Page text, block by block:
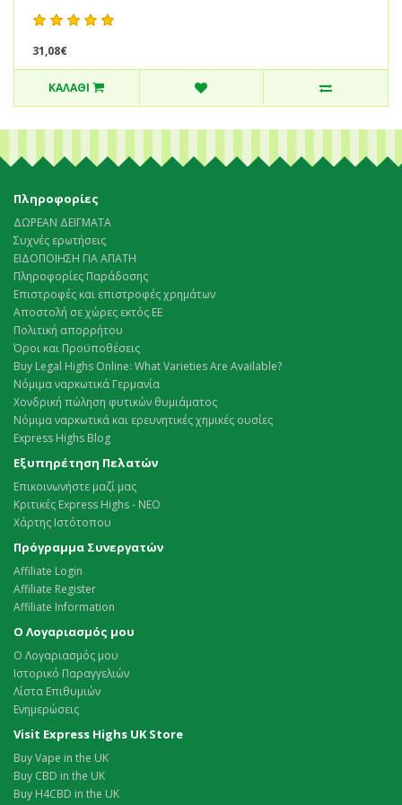
31,08€
ΚΑΛΆΘΙ
Πληροφορίες
ΔΩΡΕΑΝ ΔΕΙΓΜΑΤΑ
Συχνές ερωτήσεις
ΕΙΔΟΠΟΙΗΣΗ ΓΙΑ ΑΠΑΤΗ
Πληροφορίες Παράδοσης
Επιστροφές και επιστροφές χρημάτων
Αποστολή σε χώρες εκτός ΕΕ
Πολιτική απορρήτου
Όροι και Προϋποθέσεις
Buy Legal Highs Online: What Varieties Are Available?
Νόμιμα ναρκωτικά Γερμανία
Χονδρική πώληση φυτικών θυμιάματος
Νόμιμα ναρκωτικά και ερευνητικές χημικές ουσίες
Express Highs Blog
Εξυπηρέτηση Πελατών
Επικοινωνήστε μαζί μας
Κριτικές Express Highs - ΝΕΟ
Χάρτης Ιστότοπου
Πρόγραμμα Συνεργατών
Affiliate Login
Affiliate Register
Affiliate Information
Ο Λογαριασμός μου
Ο Λογαριασμός μου
Ιστορικό Παραγγελιών
Λίστα Επιθυμιών
Ενημερώσεις
Visit Express Highs UK Store
Buy Vape in the UK
Buy CBD in the UK
Buy H4CBD in the UK